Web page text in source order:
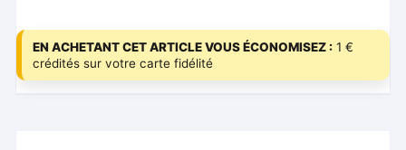
EN ACHETANT CET ARTICLE VOUS ÉCONOMISEZ : 1 €
crédités sur votre carte fidélité